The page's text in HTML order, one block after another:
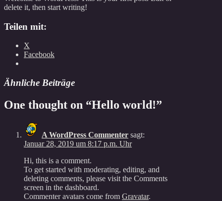
delete it, then start writing!
Teilen mit:
X
Facebook
Ähnliche Beiträge
One thought on “Hello world!”
A WordPress Commenter sagt:
Januar 28, 2019 um 8:17 p.m. Uhr
Hi, this is a comment.
To get started with moderating, editing, and
deleting comments, please visit the Comments
screen in the dashboard.
Commenter avatars come from Gravatar.